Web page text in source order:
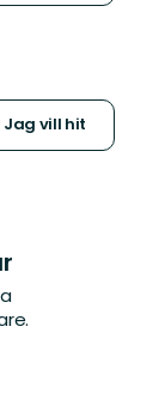
Jag vill hit